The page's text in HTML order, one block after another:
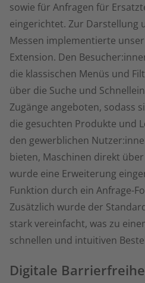
sowie für Anfragen für
eingerichtet. Zur Darstellung
Messen implementierte
Extension. Den
die klassischen Menüs und
über die Suche und
Zugänge angeboten, sodass
die gesuchten Produkte und
den gewerblichen
bieten, Maschinen direkt
wurde eine Erweiterung
Funktion durch ein Anfrage-
Zusätzlich wurde der
stark vereinfacht, was zu
schnellen und intuitiven
Digitale